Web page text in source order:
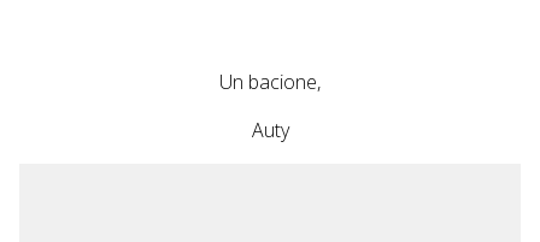
Un bacione,
Auty